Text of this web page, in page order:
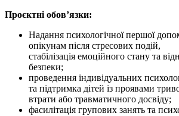
Проєктні обов’язки:
Надання психологічної першої
опікунам після стресових подій,
стабілізація емоційного стану та
безпеки;
проведення індивідуальних
та підтримка дітей із проявами
втрати або травматичного досвіду;
фасилітація групових занять та